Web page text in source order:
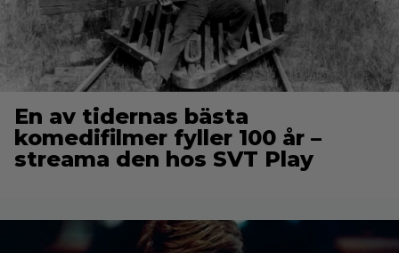
En av tidernas bästa
komedifilmer fyller 100 år –
streama den hos SVT Play